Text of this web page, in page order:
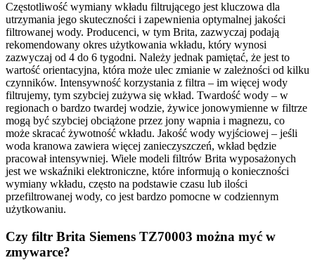
Częstotliwość wymiany wkładu filtrującego jest kluczowa dla
utrzymania jego skuteczności i zapewnienia optymalnej jakości
filtrowanej wody. Producenci, w tym Brita, zazwyczaj podają
rekomendowany okres użytkowania wkładu, który wynosi
zazwyczaj od 4 do 6 tygodni. Należy jednak pamiętać, że jest to
wartość orientacyjna, która może ulec zmianie w zależności od kilku
czynników. Intensywność korzystania z filtra – im więcej wody
filtrujemy, tym szybciej zużywa się wkład. Twardość wody – w
regionach o bardzo twardej wodzie, żywice jonowymienne w filtrze
mogą być szybciej obciążone przez jony wapnia i magnezu, co
może skracać żywotność wkładu. Jakość wody wyjściowej – jeśli
woda kranowa zawiera więcej zanieczyszczeń, wkład będzie
pracował intensywniej. Wiele modeli filtrów Brita wyposażonych
jest we wskaźniki elektroniczne, które informują o konieczności
wymiany wkładu, często na podstawie czasu lub ilości
przefiltrowanej wody, co jest bardzo pomocne w codziennym
użytkowaniu.
Czy filtr Brita Siemens TZ70003 można myć w
zmywarce?